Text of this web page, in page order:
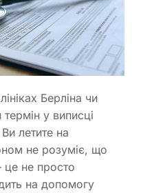
Берліна чи
у виписці
летите на
не розуміє, що
це не просто
на допомогу